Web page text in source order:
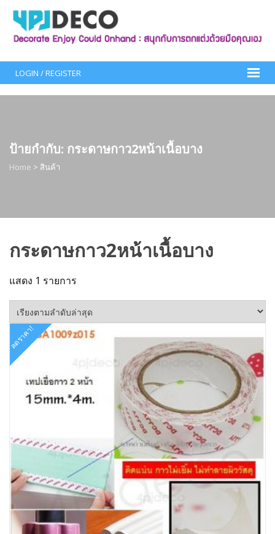
content
LOGIN / REGISTER
ป้ายกำกับ: กระดาษกาว2หน้าเนื้อบาง
Home > สินค้า
กระดาษกาว2หน้าเนื้อบาง
แสดง 1 รายการ
ลดราคา!